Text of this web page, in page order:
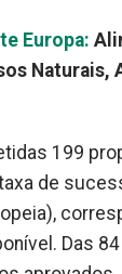
Europa:
Naturais,
199
de
Das